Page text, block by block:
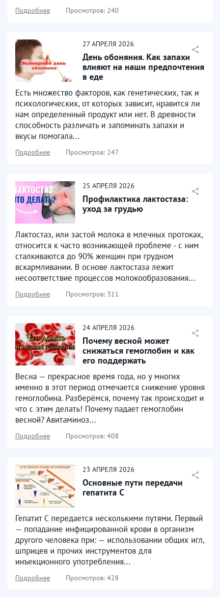
Подробнее Просмотров: 240
27 АПРЕЛЯ 2026
День обоняния. Как запахи
влияют на наши предпочтения
в еде
Есть множество факторов, как генетических, так и
психологических, от которых зависит, нравится ли
нам определенный продукт или нет. В древности
способность различать и запоминать запахи и
вкусы помогала...
Подробнее Просмотров: 247
25 АПРЕЛЯ 2026
Профилактика лактостаза:
уход за грудью
Лактостаз, или застой молока в млечных протоках,
относится к часто возникающей проблеме - с ним
сталкиваются до 90% женщин при грудном
вскармливании. В основе лактостаза лежит
несоответствие процессов молокообразования...
Подробнее Просмотров: 311
24 АПРЕЛЯ 2026
Почему весной может
снижаться гемоглобин и как
его поддержать
Весна — прекрасное время года, но у многих
именно в этот период отмечается снижение уровня
гемоглобина. Разберёмся, почему так происходит и
что с этим делать! Почему падает гемоглобин
весной? Авитаминоз...
Подробнее Просмотров: 408
23 АПРЕЛЯ 2026
Основные пути передачи
гепатита С
Гепатит С передается несколькими путями. Первый
— попадание инфицированной крови в организм
другого человека при: — использовании общих игл,
шприцев и прочих инструментов для
инъекционного употребления...
Подробнее Просмотров: 428